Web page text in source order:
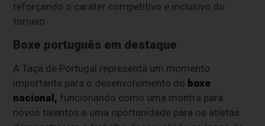
reforçando o caráter competitivo e inclusivo do
torneio
Boxe português em destaque
A Taça de Portugal representa um momento
importante para o desenvolvimento do boxe
nacional, funcionando como uma montra para
novos talentos e uma oportunidade para os atletas